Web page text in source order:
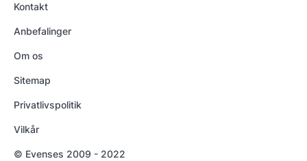
Kontakt
Anbefalinger
Om os
Sitemap
Privatlivspolitik
Vilkår
© Evenses 2009 - 2022